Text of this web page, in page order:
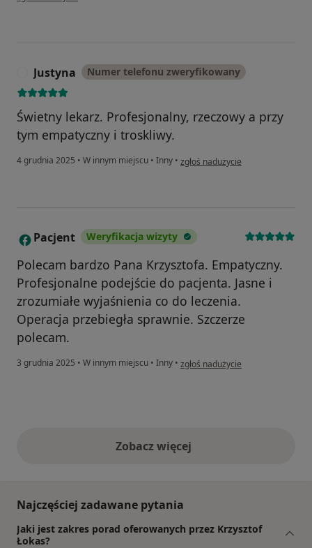
Justyna Numer telefonu zweryfikowany
Świetny lekarz. Profesjonalny, rzeczowy a przy
tym empatyczny i troskliwy.
4 grudnia 2025 • W innym miejscu • Inny • w opinii użytkownika Justyna
zgłoś nadużycie
P Pacjent Weryfikacja wizyty
Polecam bardzo Pana Krzysztofa. Empatyczny.
Profesjonalne podejście do pacjenta. Jasne i
zrozumiałe wyjaśnienia co do leczenia.
Operacja przebiegła sprawnie. Szczerze
polecam.
3 grudnia 2025 • W innym miejscu • Inny • w opinii użytkownika Pacjent
zgłoś nadużycie
Zobacz więcejopinie powyżej
Najczęściej zadawane pytania
Jaki jest zakres porad oferowanych przez Krzysztof
Łokas?